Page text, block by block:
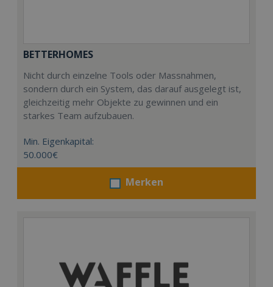
BETTERHOMES
Nicht durch einzelne Tools oder Massnahmen,
sondern durch ein System, das darauf ausgelegt ist,
gleichzeitig mehr Objekte zu gewinnen und ein
starkes Team aufzubauen.
Min. Eigenkapital:
50.000€
Merken